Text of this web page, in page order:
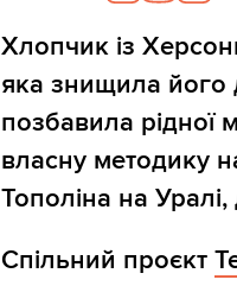
Хлопчик із
яка знищила його
позбавила рідної
власну методику
Тополіна на
Спільний проєкт